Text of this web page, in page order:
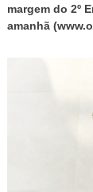
margem do 2º
amanhã